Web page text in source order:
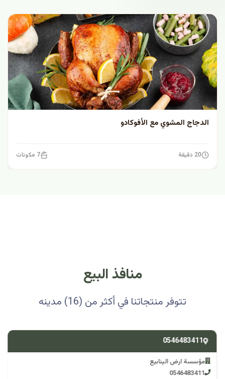
الدجاج المشوي مع الأفوكادو
20 دقيقة 7 مكونات
منافذ البيع
تتوفر منتجاتنا في أكثر من (16) مدينه
0546483411
مؤسسة ارض الينابيع
0546483411